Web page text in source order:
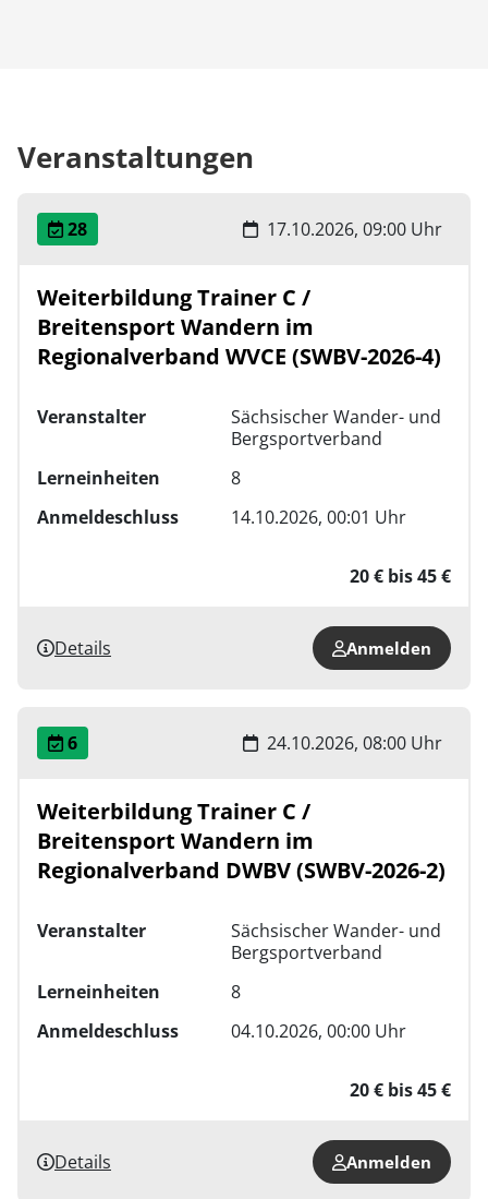
Veranstaltungen
28 17.10.2026, 09:00 Uhr
Weiterbildung Trainer C /
Breitensport Wandern im
Regionalverband WVCE (SWBV-2026-4)
Veranstalter
Sächsischer Wander- und
Bergsportverband
Lerneinheiten
8
Anmeldeschluss
14.10.2026, 00:01 Uhr
20 € bis 45 €
Details Anmelden
6 24.10.2026, 08:00 Uhr
Weiterbildung Trainer C /
Breitensport Wandern im
Regionalverband DWBV (SWBV-2026-2)
Veranstalter
Sächsischer Wander- und
Bergsportverband
Lerneinheiten
8
Anmeldeschluss
04.10.2026, 00:00 Uhr
20 € bis 45 €
Details Anmelden